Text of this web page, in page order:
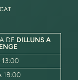
DE DILLUNS A
13:00
18:00